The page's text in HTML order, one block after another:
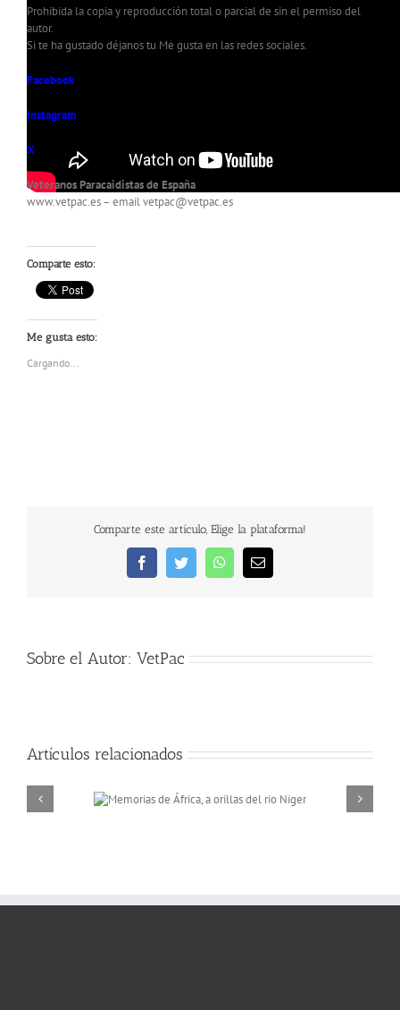
Prohibida la copia y reproducción total o parcial de sin el permiso del
autor.
Si te ha gustado déjanos tu Me gusta en las redes sociales.
Facebook
Instagram
X
Veteranos Paracaidistas de España
www.vetpac.es – email vetpac@vetpac.es
Comparte esto:
Me gusta esto:
Cargando...
Comparte este artículo, Elige la plataforma!
FacebookTwitterWhatsAppCorreo
Sobre el Autor: VetPac
Artículos relacionados
a orillas del
Militares españoles en la